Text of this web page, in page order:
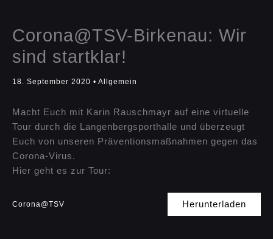
Corona@TSV-Birkenau: Wir
sind startklar!
18. September 2020 • Allgemein
Macht Euch mit Karin Rauschmayr auf eine virtuelle
Tour durch die Langenbergsporthalle und überzeugt
Euch von unseren Präventionsmaßnahmen gegen das
Corona-Virus.
Hier geht es zur Tour:
Corona@TSV Herunterladen